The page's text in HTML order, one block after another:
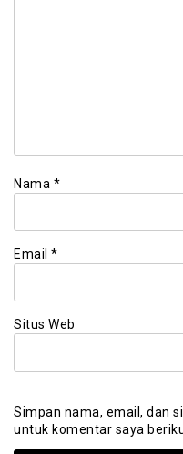
Nama *
Email *
Situs Web
Simpan nama, email, dan
untuk komentar saya